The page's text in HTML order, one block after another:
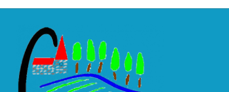
Assieu